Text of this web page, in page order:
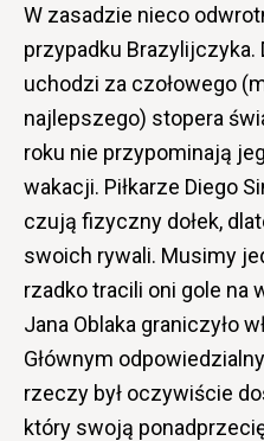
W zasadzie nieco
przypadku Brazylijczyka.
uchodzi za czołowego
najlepszego) stopera
roku nie przypominają
wakacji. Piłkarze Diego
czują fizyczny dołek,
swoich rywali. Musimy
rzadko tracili oni gole na
Jana Oblaka graniczyło
Głównym
rzeczy był oczywiście
który swoją